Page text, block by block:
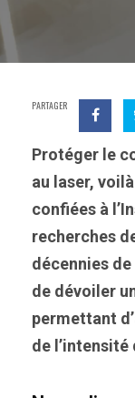
PARTAGER
Protéger le
au laser,
confiées à
recherches
décennies
de dévoiler
permettant
de